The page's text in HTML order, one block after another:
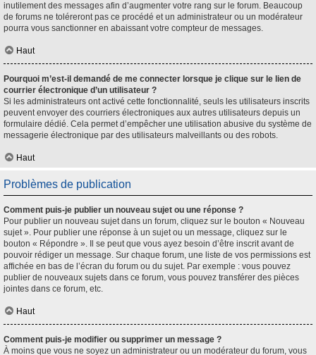
inutilement des messages afin d’augmenter votre rang sur le forum. Beaucoup
de forums ne toléreront pas ce procédé et un administrateur ou un modérateur
pourra vous sanctionner en abaissant votre compteur de messages.
Haut
Pourquoi m’est-il demandé de me connecter lorsque je clique sur le lien de
courrier électronique d’un utilisateur ?
Si les administrateurs ont activé cette fonctionnalité, seuls les utilisateurs inscrits
peuvent envoyer des courriers électroniques aux autres utilisateurs depuis un
formulaire dédié. Cela permet d’empêcher une utilisation abusive du système de
messagerie électronique par des utilisateurs malveillants ou des robots.
Haut
Problèmes de publication
Comment puis-je publier un nouveau sujet ou une réponse ?
Pour publier un nouveau sujet dans un forum, cliquez sur le bouton « Nouveau
sujet ». Pour publier une réponse à un sujet ou un message, cliquez sur le
bouton « Répondre ». Il se peut que vous ayez besoin d’être inscrit avant de
pouvoir rédiger un message. Sur chaque forum, une liste de vos permissions est
affichée en bas de l’écran du forum ou du sujet. Par exemple : vous pouvez
publier de nouveaux sujets dans ce forum, vous pouvez transférer des pièces
jointes dans ce forum, etc.
Haut
Comment puis-je modifier ou supprimer un message ?
À moins que vous ne soyez un administrateur ou un modérateur du forum, vous